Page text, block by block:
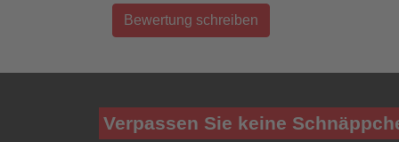
Bewertung schreiben
Verpassen Sie keine